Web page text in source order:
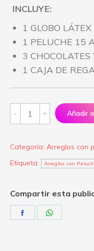
INCLUYE:
1 GLOBO
1 PELUCHE 15
3 CHOCOLATES
1 CAJA DE
Arreglo
"Dulce
quantity
Añadir
Categoría: Arreglos con
Etiqueta:
Arreglos con
Compartir esta
Share